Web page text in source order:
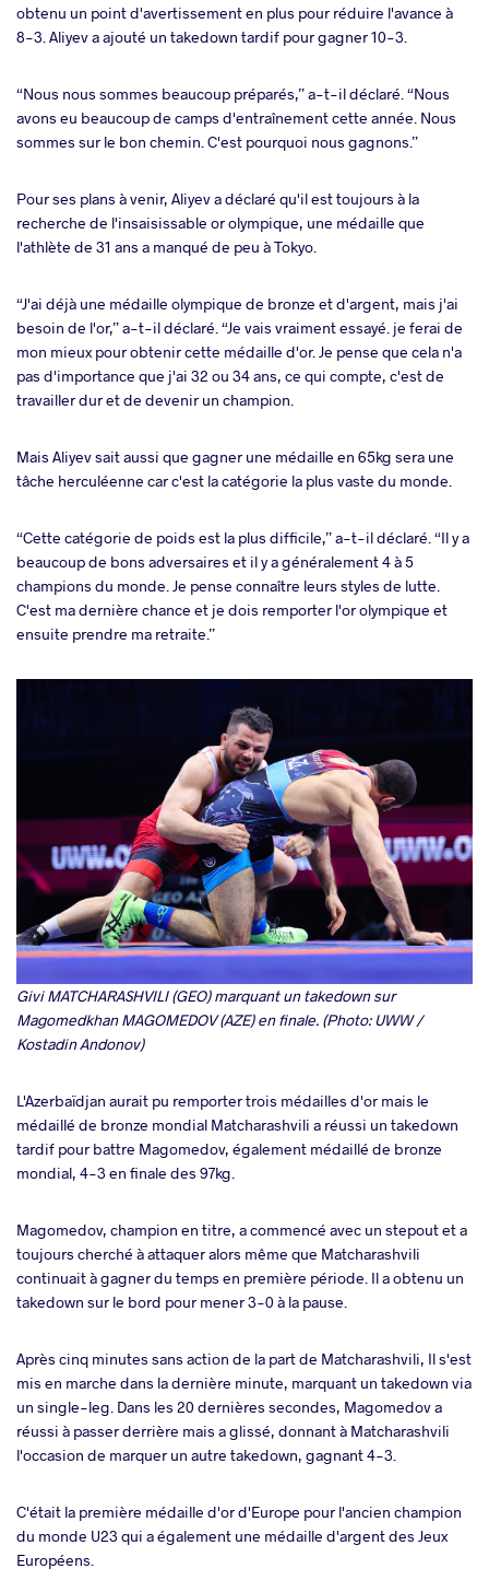
obtenu un point d'avertissement en plus pour réduire l'avance à
8-3. Aliyev a ajouté un takedown tardif pour gagner 10-3.
“Nous nous sommes beaucoup préparés,” a-t-il déclaré. “Nous
avons eu beaucoup de camps d'entraînement cette année. Nous
sommes sur le bon chemin. C'est pourquoi nous gagnons.”
Pour ses plans à venir, Aliyev a déclaré qu'il est toujours à la
recherche de l'insaisissable or olympique, une médaille que
l'athlète de 31 ans a manqué de peu à Tokyo.
“J'ai déjà une médaille olympique de bronze et d'argent, mais j'ai
besoin de l'or,” a-t-il déclaré. “Je vais vraiment essayé. je ferai de
mon mieux pour obtenir cette médaille d'or. Je pense que cela n'a
pas d'importance que j'ai 32 ou 34 ans, ce qui compte, c'est de
travailler dur et de devenir un champion.
Mais Aliyev sait aussi que gagner une médaille en 65kg sera une
tâche herculéenne car c'est la catégorie la plus vaste du monde.
“Cette catégorie de poids est la plus difficile,” a-t-il déclaré. “Il y a
beaucoup de bons adversaires et il y a généralement 4 à 5
champions du monde. Je pense connaître leurs styles de lutte.
C'est ma dernière chance et je dois remporter l'or olympique et
ensuite prendre ma retraite.”
Givi MATCHARASHVILI (GEO) marquant un takedown sur
Magomedkhan MAGOMEDOV (AZE) en finale. (Photo: UWW /
Kostadin Andonov)
L'Azerbaïdjan aurait pu remporter trois médailles d'or mais le
médaillé de bronze mondial Matcharashvili a réussi un takedown
tardif pour battre Magomedov, également médaillé de bronze
mondial, 4-3 en finale des 97kg.
Magomedov, champion en titre, a commencé avec un stepout et a
toujours cherché à attaquer alors même que Matcharashvili
continuait à gagner du temps en première période. Il a obtenu un
takedown sur le bord pour mener 3-0 à la pause.
Après cinq minutes sans action de la part de Matcharashvili, Il s'est
mis en marche dans la dernière minute, marquant un takedown via
un single-leg. Dans les 20 dernières secondes, Magomedov a
réussi à passer derrière mais a glissé, donnant à Matcharashvili
l'occasion de marquer un autre takedown, gagnant 4-3.
C'était la première médaille d'or d'Europe pour l'ancien champion
du monde U23 qui a également une médaille d'argent des Jeux
Européens.